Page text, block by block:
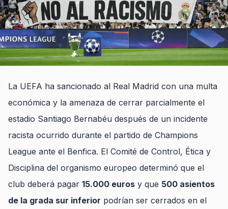
La UEFA ha sancionado al Real Madrid con una multa
económica y la amenaza de cerrar parcialmente el
estadio Santiago Bernabéu después de un incidente
racista ocurrido durante el partido de Champions
League ante el Benfica. El Comité de Control, Ética y
Disciplina del organismo europeo determinó que el
club deberá pagar 15.000 euros y que 500 asientos
de la grada sur inferior podrían ser cerrados en el